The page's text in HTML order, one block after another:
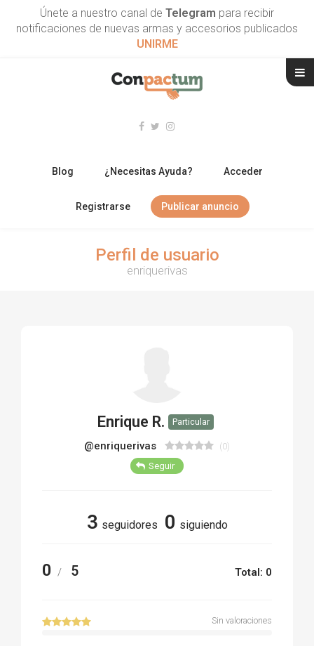
Únete a nuestro canal de Telegram para recibir
notificaciones de nuevas armas y accesorios publicados
UNIRME
Blog ¿Necesitas Ayuda? Acceder
Registrarse Publicar anuncio
Perfil de usuario
enriquerivas
Enrique R. Particular
@enriquerivas (0)
Seguir
3 seguidores 0 siguiendo
0 / 5 Total: 0
Sin valoraciones